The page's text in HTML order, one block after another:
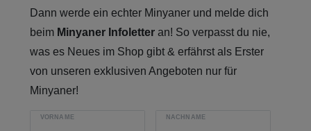
Dann werde ein echter Minyaner und melde dich
beim Minyaner Infoletter an! So verpasst du nie,
was es Neues im Shop gibt & erfährst als Erster
von unseren exklusiven Angeboten nur für
Minyaner!
VORNAME NACHNAME